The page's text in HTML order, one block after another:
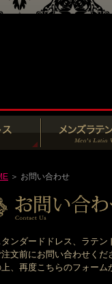
＞ お問い合わせ
ンダードドレス、ラテン
注文前にお問い合わせく
、再度こちらのフォー